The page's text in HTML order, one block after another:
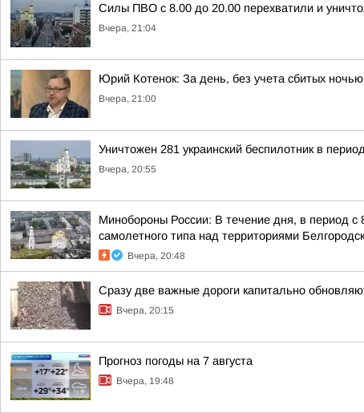
Силы ПВО с 8.00 до 20.00 перехватили и
Вчера, 21:04
Юрий Котенок: За день, без учета сбитых
Вчера, 21:00
Уничтожен 281 украинский беспилотник в
Вчера, 20:55
Минобороны России: В течение дня, в период
самолетного типа над территориями
Вчера, 20:48
Сразу две важные дороги капитально
Вчера, 20:15
Прогноз погоды на 7 августа
Вчера, 19:48